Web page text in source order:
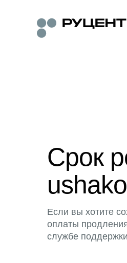
Срок
Если вы хотите
оплаты
службе